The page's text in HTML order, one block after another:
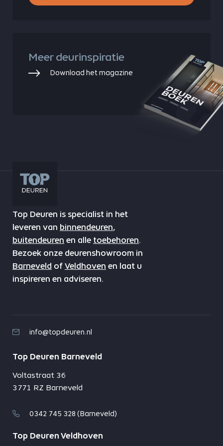
Meer deurinspiratie
Download het magazine
Top Deuren is specialist in het
leveren van binnendeuren,
buitendeuren en alle toebehoren.
Bezoek onze deurenshowroom in
Barneveld of Veldhoven en laat u
inspireren en adviseren.
info@topdeuren.nl
Top Deuren Barneveld
Voltastraat 36
3771 RZ Barneveld
0342 745 328 (Barneveld)
Top Deuren Veldhoven